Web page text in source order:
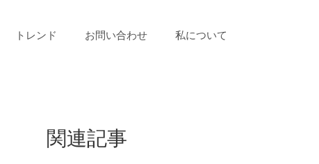
トレンド お問い合わせ 私について
関連記事